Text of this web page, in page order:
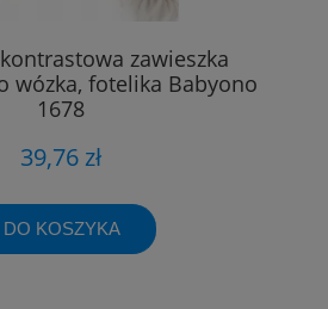
zawieszka
wózka, fotelika Babyono
1678
39,76 zł
DO KOSZYKA